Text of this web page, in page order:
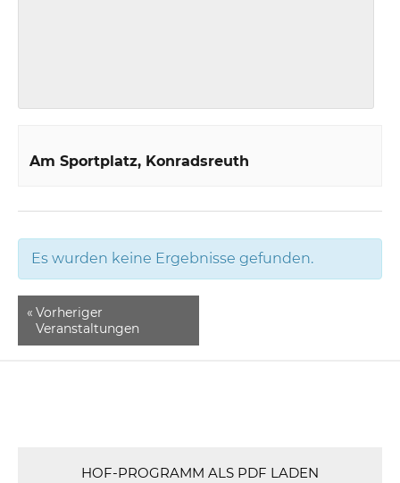
Am Sportplatz Konradsreuth
Es wurden keine Ergebnisse gefunden.
« Vorheriger
Veranstaltungen
HOF-PROGRAMM ALS PDF LADEN